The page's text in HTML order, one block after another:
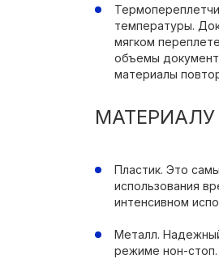
температуры.
мягком
объемы
материалы
Пластик. Это
использования
интенсивном
Металл.
режиме нон-